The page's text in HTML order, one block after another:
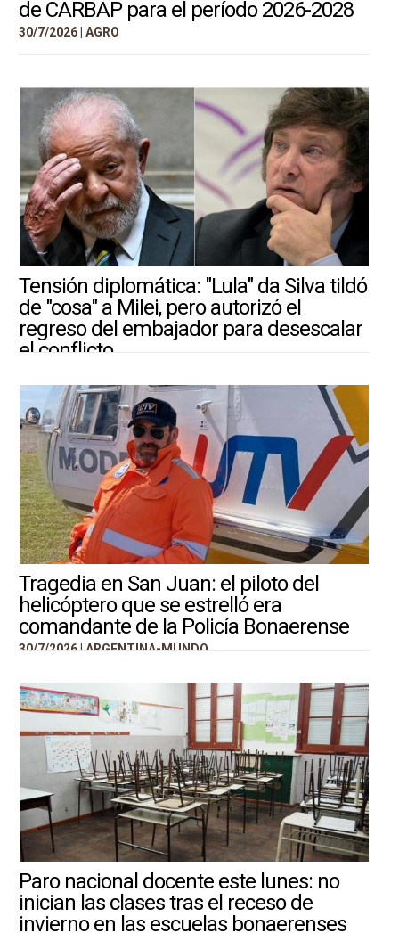
de CARBAP para el período 2026-2028
30/7/2026 | AGRO
Tensión diplomática: "Lula" da Silva tildó
de "cosa" a Milei, pero autorizó el
regreso del embajador para desescalar
el conflicto
Tragedia en San Juan: el piloto del
helicóptero que se estrelló era
comandante de la Policía Bonaerense
30/7/2026 | ARGENTINA-MUNDO
Paro nacional docente este lunes: no
inician las clases tras el receso de
invierno en las escuelas bonaerenses